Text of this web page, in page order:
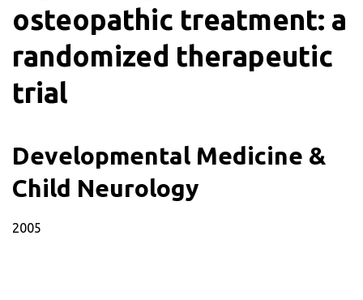
osteopathic treatment: a
randomized therapeutic
trial
Developmental Medicine &
Child Neurology
2005